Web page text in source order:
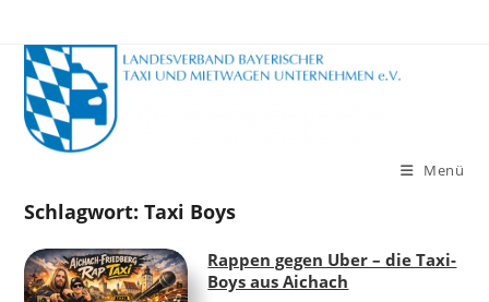
Inhalt
springen
Menü
Schlagwort:Taxi Boys
Rappen gegen Uber – die Taxi-
Boys aus Aichach